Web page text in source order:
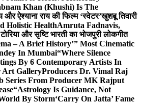
Khan (Khushi) Is The
ऐश्याना राय की फिल्म ‘स्वेटर’खुशबू तिवारी
Holistic HealthAmruta Fadnavis,
और सृष्टि भारती का भोजपुरी लोकगीत
– A Brief History’” Most Cinematic
In Mumbai“Where Silence
By 6 Contemporary Artists In
Art GalleryProducers Dr. Vimal Raj
Series From Producer MK Rajput
“Astrology Is Guidance, Not
By Storm‘Carry On Jatta’ Fame